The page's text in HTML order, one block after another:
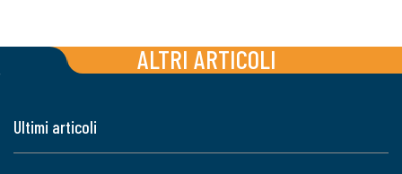
ALTRI ARTICOLI
Ultimi articoli